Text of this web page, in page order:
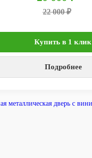
22 000 ₽
Купить в 1 клик
Подробнее